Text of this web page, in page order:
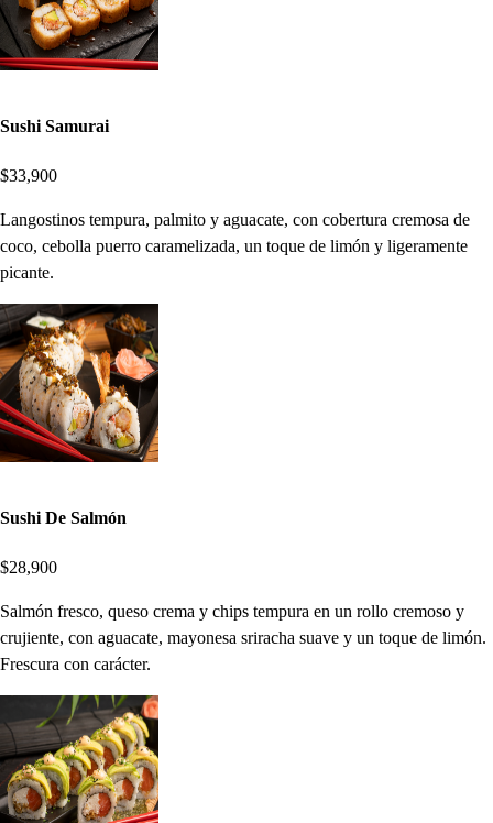
Sushi Samurai
$33,900
Langostinos tempura, palmito y aguacate, con cobertura cremosa de
coco, cebolla puerro caramelizada, un toque de limón y ligeramente
picante.
Sushi De Salmón
$28,900
Salmón fresco, queso crema y chips tempura en un rollo cremoso y
crujiente, con aguacate, mayonesa sriracha suave y un toque de limón.
Frescura con carácter.